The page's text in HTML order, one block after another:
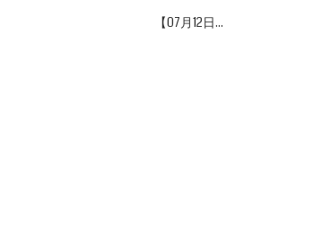
【07月12日...